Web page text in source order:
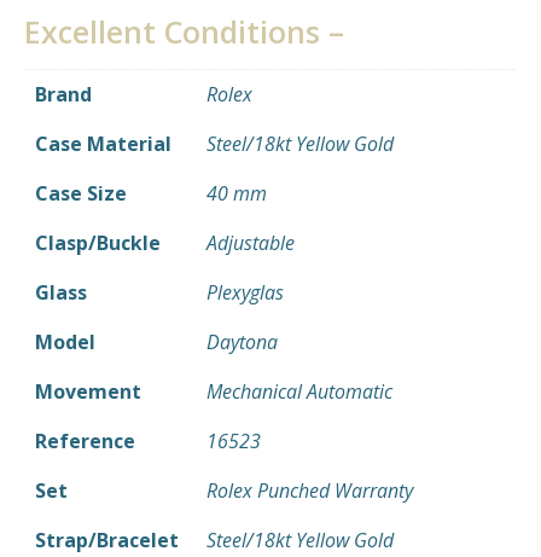
Excellent Conditions –
Brand
Rolex
Case Material
Steel/18kt Yellow Gold
Case Size
40 mm
Clasp/Buckle
Adjustable
Glass
Plexyglas
Model
Daytona
Movement
Mechanical Automatic
Reference
16523
Set
Rolex Punched Warranty
Strap/Bracelet
Steel/18kt Yellow Gold